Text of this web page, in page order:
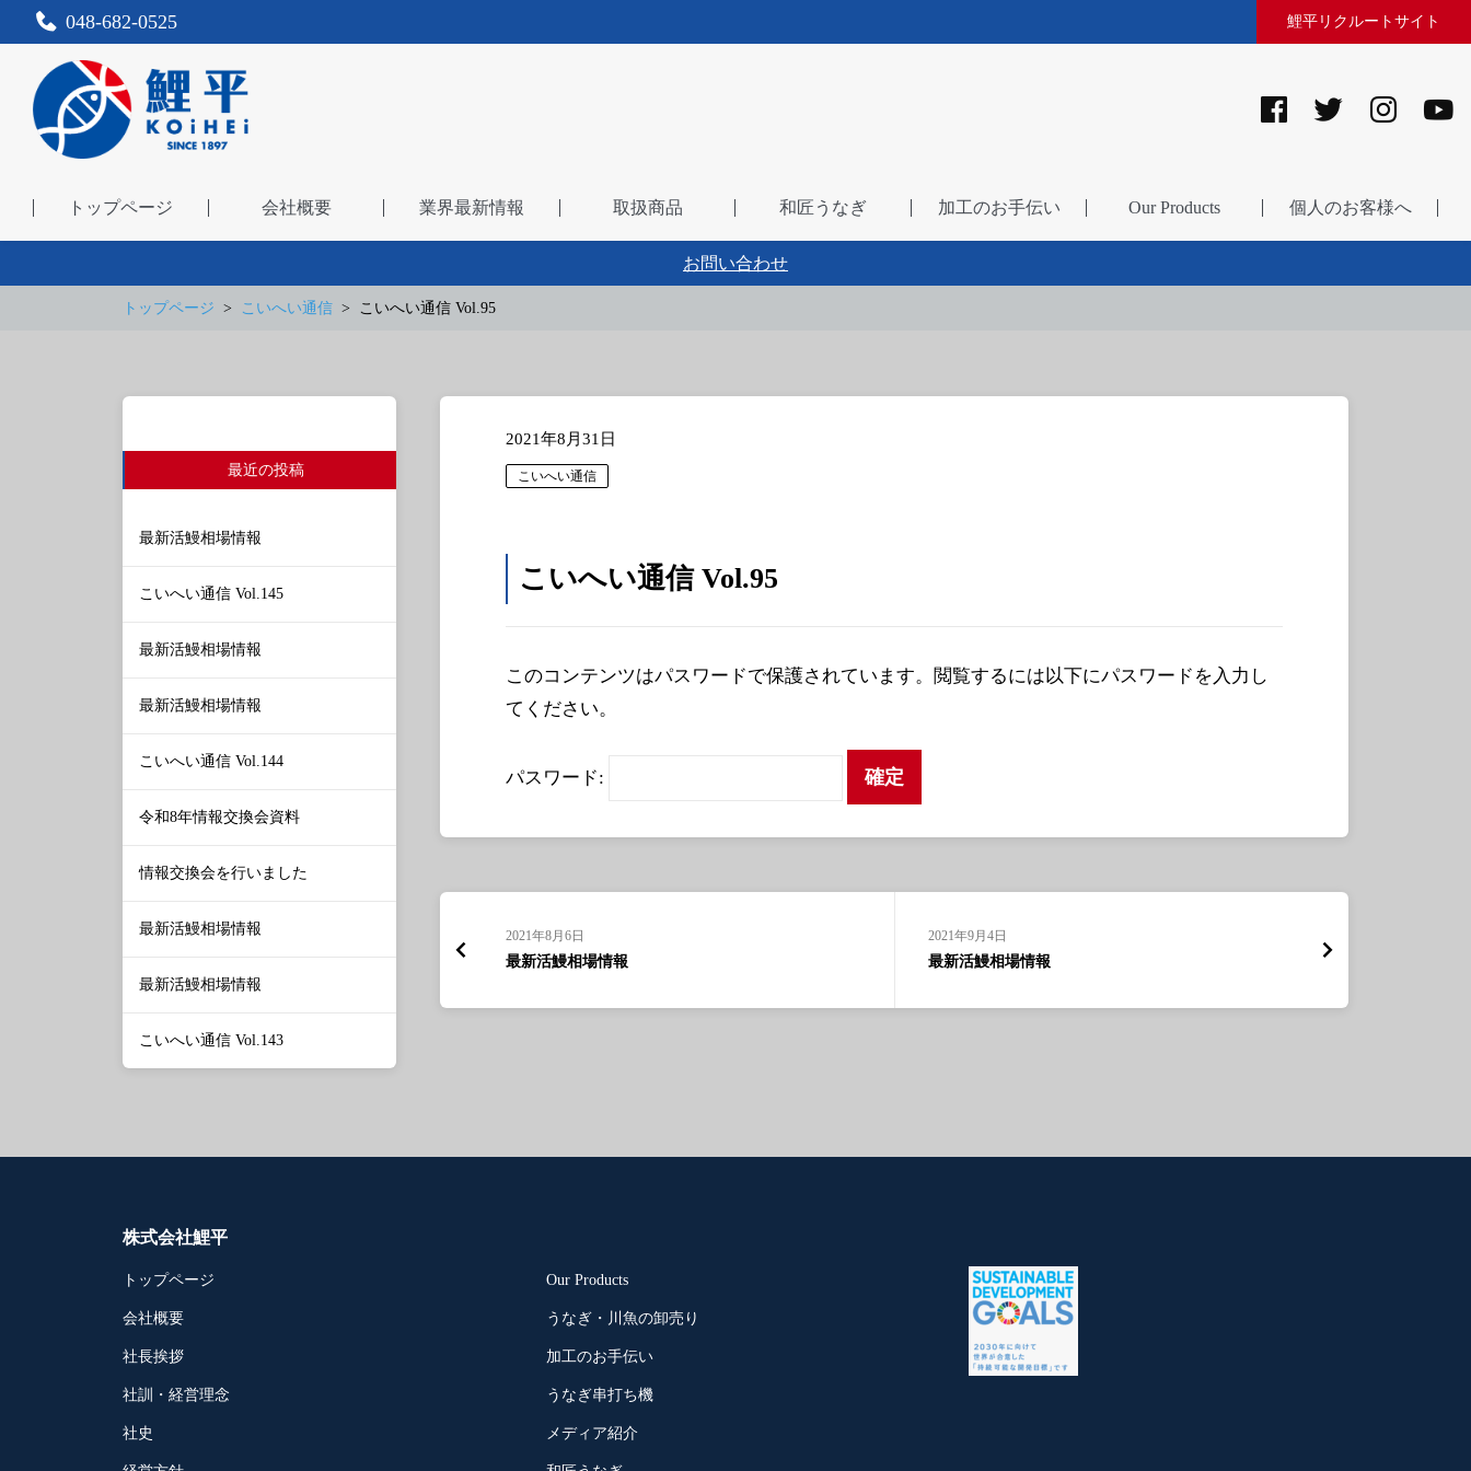
048-682-0525 鯉平リクルートサイト
トップページ 会社概要 業界最新情報 取扱商品 和匠うなぎ 加工のお手伝い Our Products 個人のお客様へ
お問い合わせ
トップページ こいへい通信 こいへい通信 Vol.95
2021年8月31日
こいへい通信
こいへい通信 Vol.95
このコンテンツはパスワードで保護されています。閲覧するには以下にパスワードを入力し
てください。
パスワード:
2021年8月6日
最新活鰻相場情報
2021年9月4日
最新活鰻相場情報
最近の投稿
最新活鰻相場情報
こいへい通信 Vol.145
最新活鰻相場情報
最新活鰻相場情報
こいへい通信 Vol.144
令和8年情報交換会資料
情報交換会を行いました
最新活鰻相場情報
最新活鰻相場情報
こいへい通信 Vol.143
株式会社鯉平
トップページ
会社概要
社長挨拶
社訓・経営理念
社史
Our Products
うなぎ・川魚の卸売り
加工のお手伝い
うなぎ串打ち機
メディア紹介